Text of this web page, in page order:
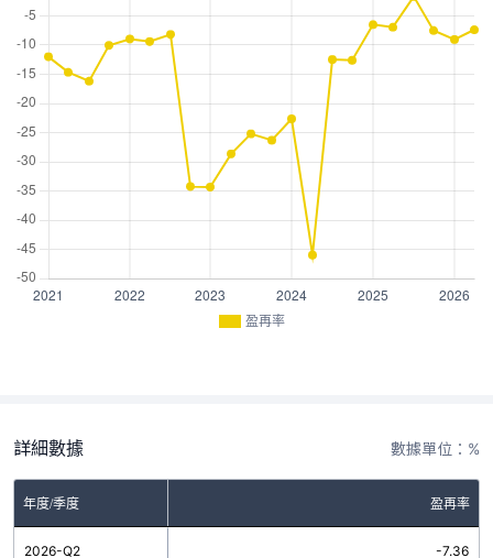
盈再率
詳細數據 數據單位：%
年度/季度 盈再率
2026-Q2 -7.36